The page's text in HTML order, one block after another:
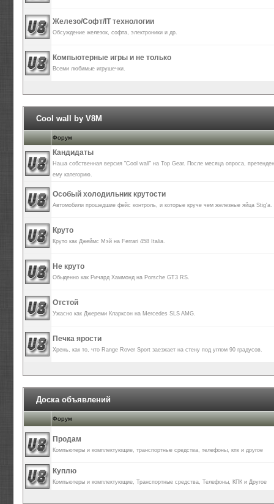
Железо/Софт/IT технологии
Обсуждение железок, софта, электроники и др.
Компьютерные игры и не только
Всеми любимые игрушечки.
Cool wall by V8M
Форум
Кандидаты
Наша собственная версия "Cool wall" на Top Gear. После месяца опроса,
ему категорию.
Особый холодильник крутости
Автомобили прошедшие фейс контроль, и которые круче чем железные яйца Stig'а.
Круто
Круто как Джеймс Мэй на Ferrari 458 Italia.
Не круто
Обыденно как Ричард Хаммонд на Porsche GT3 RS.
Отстой
Ужасно как Джереми Кларксон на Mercedes SLS AMG.
Печка ярости
Хрень, как то, что Range Rover Sport заезжает на стену под углом 90 градусов.
Доска объявлений
Форум
Продам
Компьютеры и комплектующие, транспортные средства, телефоны, кпк и другое
Куплю
Компьютеры и комплектующие, Транспортные средства, Телефоны, КПК и Другое